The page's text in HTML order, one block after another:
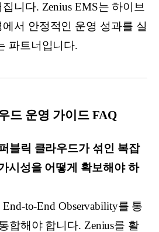
니다. Zenius EMS는 하이브
서 안정적인 운영 성과를 실
파트너입니다.
드 운영 가이드 FAQ
블릭 클라우드가 섞인 복잡
시성을 어떻게 확보해야 하
to-End Observability를 통
합해야 합니다. Zenius를 활